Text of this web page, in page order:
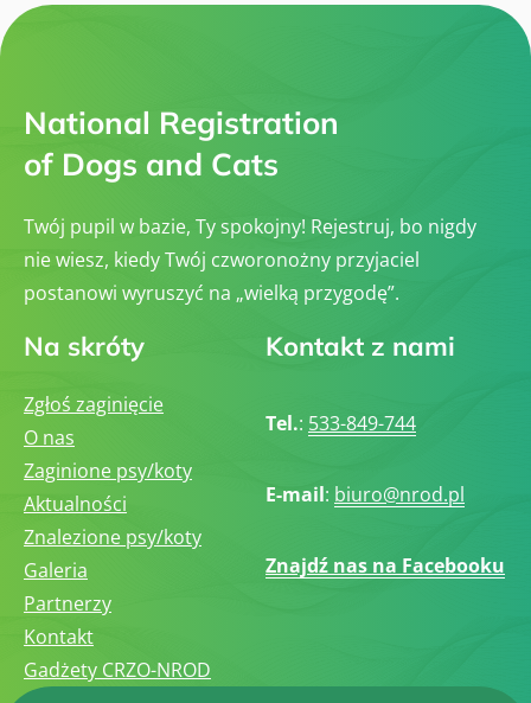
National Registration
of Dogs and Cats
Twój pupil w bazie, Ty spokojny! Rejestruj, bo nigdy
nie wiesz, kiedy Twój czworonożny przyjaciel
postanowi wyruszyć na „wielką przygodę”.
Na skróty
Zgłoś zaginięcie
O nas
Zaginione psy/koty
Aktualności
Znalezione psy/koty
Galeria
Partnerzy
Kontakt
Gadżety CRZO-NROD
Kontakt z nami
Tel.: 533-849-744
E-mail: biuro@nrod.pl
Znajdź nas na Facebooku